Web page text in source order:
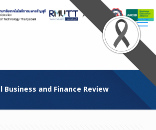
Business and Finance Review